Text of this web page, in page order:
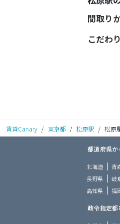
間取り
こだわ
賃貸Canary / 東京都 / 松原駅 / 松原
都道府県
北海道 青
長野県
岐
高知県
福
政令指定